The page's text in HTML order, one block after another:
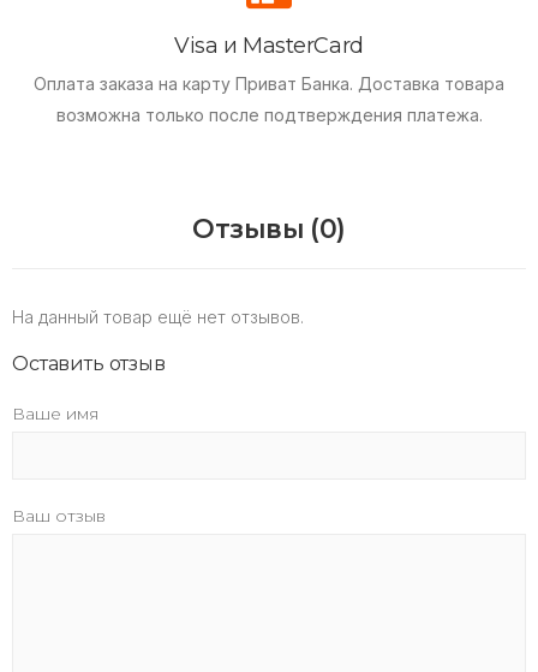
Visa и MasterCard
Оплата заказа на карту Приват Банка. Доставка товара
возможна только после подтверждения платежа.
Отзывы (0)
На данный товар ещё нет отзывов.
Оставить отзыв
Ваше имя
Ваш отзыв